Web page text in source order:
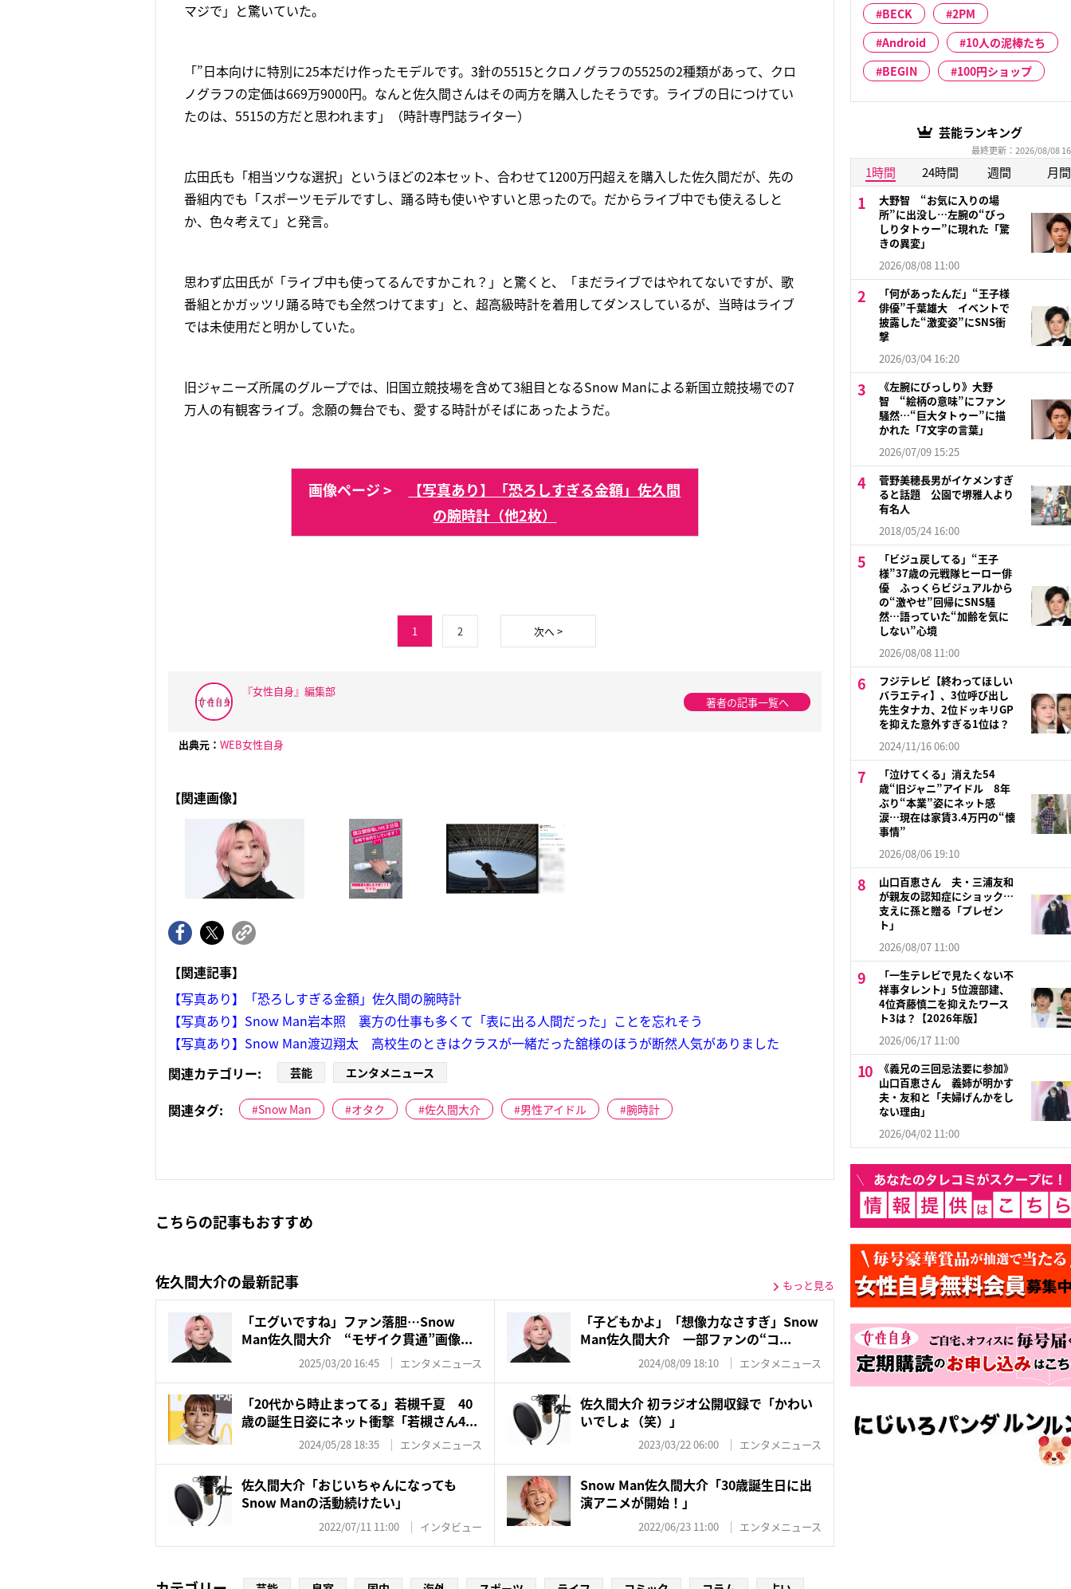
マジで」と驚いていた。
「”日本向けに特別に25本だけ作ったモデルです。3針の5515とクロノグラフの5525の2種類があって、クロ
ノグラフの定価は669万9000円。なんと佐久間さんはその両方を購入したそうです。ライブの日につけてい
たのは、5515の方だと思われます」（時計専門誌ライター）
広田氏も「相当ツウな選択」というほどの2本セット、合わせて1200万円超えを購入した佐久間だが、先の
番組内でも「スポーツモデルですし、踊る時も使いやすいと思ったので。だからライブ中でも使えるしと
か、色々考えて」と発言。
思わず広田氏が「ライブ中も使ってるんですかこれ？」と驚くと、「まだライブではやれてないですが、歌
番組とかガッツリ踊る時でも全然つけてます」と、超高級時計を着用してダンスしているが、当時はライブ
では未使用だと明かしていた。
旧ジャニーズ所属のグループでは、旧国立競技場を含めて3組目となるSnow Manによる新国立競技場での7
万人の有観客ライブ。念願の舞台でも、愛する時計がそばにあったようだ。
画像ページ >
【写真あり】「恐ろしすぎる金額」佐久間
の腕時計（他2枚）
1 2 次へ >
『女性自身』編集部
著者の記事一覧へ
出典元： WEB女性自身
【関連画像】
【関連記事】
【写真あり】「恐ろしすぎる金額」佐久間の腕時計
【写真あり】Snow Man岩本照 裏方の仕事も多くて「表に出る人間だった」ことを忘れそう
【写真あり】Snow Man渡辺翔太 高校生のときはクラスが一緒だった舘様のほうが断然人気がありました
関連カテゴリー:
芸能 エンタメニュース
関連タグ: Snow Man オタク 佐久間大介 男性アイドル 腕時計
こちらの記事もおすすめ
佐久間大介の最新記事 もっと見る
「エグいですね」ファン落胆…Snow
Man佐久間大介 “モザイク貫通”画像...
2025/03/20 16:45 エンタメニュース
「子どもかよ」「想像力なさすぎ」Snow
Man佐久間大介 一部ファンの“コ...
2024/08/09 18:10 エンタメニュース
「20代から時止まってる」若槻千夏 40
歳の誕生日姿にネット衝撃「若槻さん4...
2024/05/28 18:35 エンタメニュース
佐久間大介 初ラジオ公開収録で「かわい
いでしょ（笑）」
2023/03/22 06:00 エンタメニュース
佐久間大介「おじいちゃんになっても
Snow Manの活動続けたい」
2022/07/11 11:00 インタビュー
Snow Man佐久間大介「30歳誕生日に出
演アニメが開始！」
2022/06/23 11:00 エンタメニュース
BECK
2PM
Android
10人の泥棒たち
BEGIN
100円ショップ
芸能ランキング
最終更新：2026/08/08
1時間 24時間 週間 月間
大野智 “お気に入りの場
所”に出没し…左腕の“びっ
しりタトゥー”に現れた「驚
きの異変」
2026/08/08 11:00
「何があったんだ」“王子様
俳優”千葉雄大 イベントで
披露した“激変姿”にSNS衝
撃
2026/03/04 16:20
《左腕にびっしり》大野
智 “絵柄の意味”にファン
騒然…“巨大タトゥー”に描
かれた「7文字の言葉」
2026/07/09 15:25
菅野美穂長男がイケメンすぎ
ると話題 公園で堺雅人より
有名人
2018/05/24 16:00
「ビジュ戻してる」“王子
様”37歳の元戦隊ヒーロー俳
優 ふっくらビジュアルから
の“激やせ”回帰にSNS騒
然…語っていた“加齢を気に
しない”心境
2026/08/08 11:00
フジテレビ【終わってほしい
バラエティ】、3位呼び出し
先生タナカ、2位ドッキリGP
を抑えた意外すぎる1位は？
2024/11/16 06:00
「泣けてくる」消えた54
歳“旧ジャニ”アイドル 8年
ぶり“本業”姿にネット感
涙…現在は家賃3.4万円の“懐
事情”
2026/08/06 19:10
山口百恵さん 夫・三浦友和
が親友の認知症にショック…
支えに孫と贈る「プレゼン
ト」
2026/08/07 11:00
「一生テレビで見たくない不
祥事タレント」5位渡部建、
4位斉藤慎二を抑えたワース
ト3は？【2026年版】
2026/06/17 11:00
《義兄の三回忌法要に参加》
山口百恵さん 義姉が明かす
夫・友和と「夫婦げんかをし
ない理由」
2026/04/02 11:00